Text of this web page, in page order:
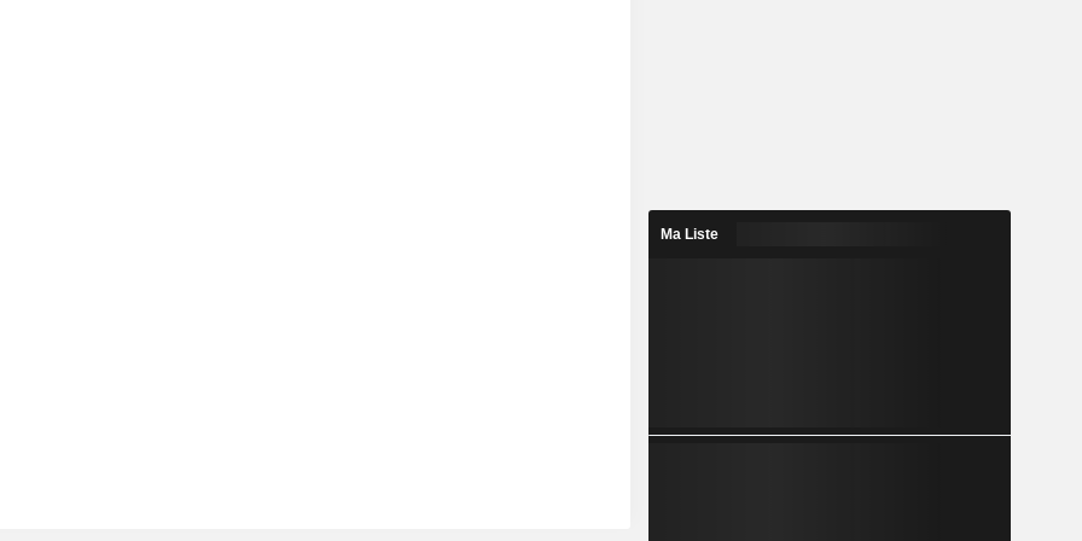
Ma Liste